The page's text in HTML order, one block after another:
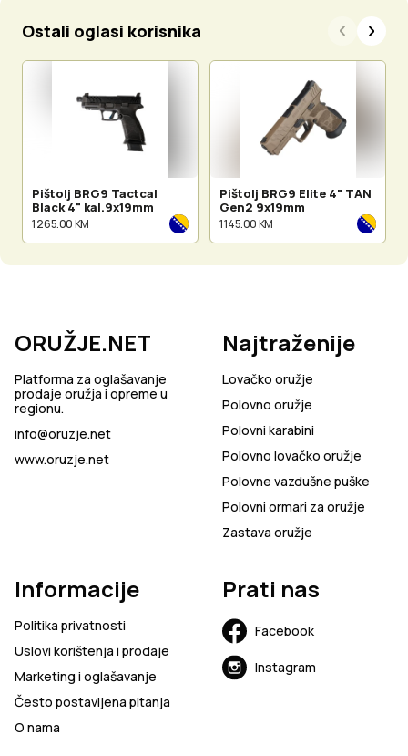
Ostali oglasi korisnika
Pištolj BRG9 Tactcal
Black 4" kal.9x19mm
1 265.00 KM
Pištolj BRG9 Elite 4" TAN
Gen2 9x19mm
1 145.00 KM
ORUŽJE.NET
Platforma za oglašavanje
prodaje oružja i opreme u
regionu.
info@oruzje.net
www.oruzje.net
Najtraženije
Lovačko oružje
Polovno oružje
Polovni karabini
Polovno lovačko oružje
Polovne vazdušne puške
Polovni ormari za oružje
Zastava oružje
Informacije
Politika privatnosti
Uslovi korištenja i prodaje
Marketing i oglašavanje
Često postavljena pitanja
O nama
Prati nas
Facebook
Instagram